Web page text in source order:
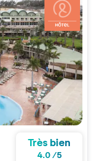
Très bien
4.0 /5